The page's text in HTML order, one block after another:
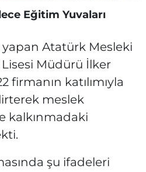
Eğitim Yuvaları
yapan Atatürk Mesleki
Müdürü İlker
firmanın katılımıyla
meslek
kalkınmadaki
şu ifadeleri